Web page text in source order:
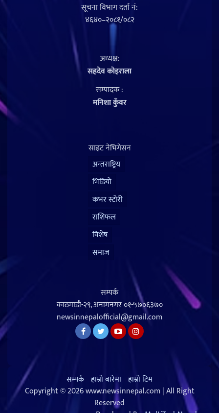
सूचना विभाग दर्ता नं‍:
४६४०–२०८१/०८२
अध्यक्ष:
सहदेव काेइराला
सम्पादक :
मनिशा कुँवर
साइट नेभिगेसन
अन्तराष्ट्रिय
भिडियो
कभर स्टोरी
राशिफल
विशेष
समाज
सम्पर्क
काठमाडौं-२९, अनामनगर०१-५७०६३७०
newsinnepalofficial@gmail.com
सम्पर्क हाम्राे बारेमा हाम्रो टिम
Copyright © 2026 www.newsinnepal.com | All Right
Reserved